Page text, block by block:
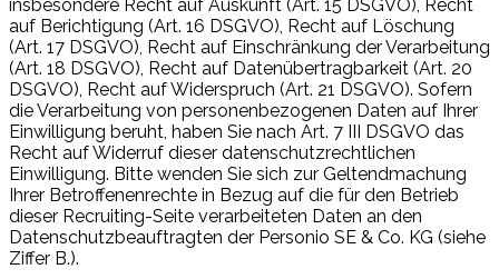
insbesondere Recht auf Auskunft (Art. 15 DSGVO), Recht
auf Berichtigung (Art. 16 DSGVO), Recht auf Löschung
(Art. 17 DSGVO), Recht auf Einschränkung der Verarbeitung
(Art. 18 DSGVO), Recht auf Datenübertragbarkeit (Art. 20
DSGVO), Recht auf Widerspruch (Art. 21 DSGVO). Sofern
die Verarbeitung von personenbezogenen Daten auf Ihrer
Einwilligung beruht, haben Sie nach Art. 7 III DSGVO das
Recht auf Widerruf dieser datenschutzrechtlichen
Einwilligung. Bitte wenden Sie sich zur Geltendmachung
Ihrer Betroffenenrechte in Bezug auf die für den Betrieb
dieser Recruiting-Seite verarbeiteten Daten an den
Datenschutzbeauftragten der Personio SE & Co. KG (siehe
Ziffer B.).